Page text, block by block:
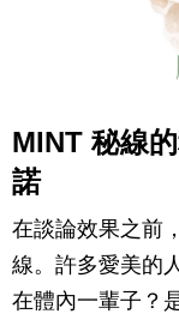
MINT 秘線
諾
在談論效果之前
線。許多愛美的
在體內一輩子？